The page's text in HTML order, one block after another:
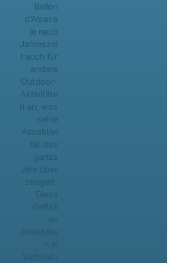
Ballon
d’Alsace
je nach
Jahreszei
t auch für
andere
Outdoor-
Aktivitäte
n an, was
seine
Attraktivi
tät das
ganze
Jahr über
steigert.
Diese
Vielfalt
an
Aktivitäte